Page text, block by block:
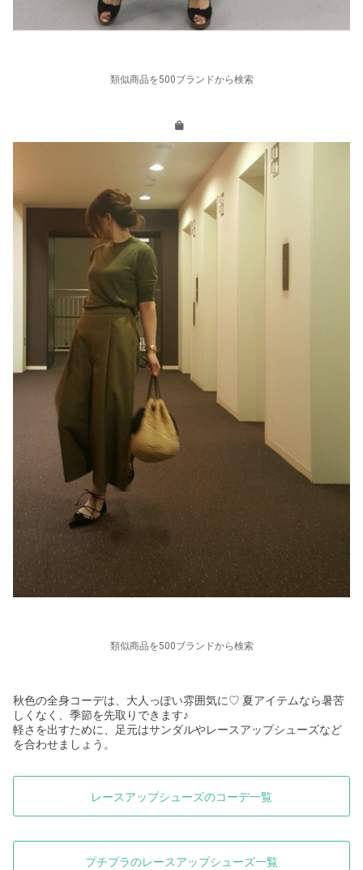
類似商品を500ブランドから検索
類似商品を500ブランドから検索
秋色の全身コーデは、大人っぽい雰囲気に♡ 夏アイテムなら暑苦
しくなく、季節を先取りできます♪
軽さを出すために、足元はサンダルやレースアップシューズなど
を合わせましょう。
レースアップシューズのコーデ一覧
プチプラのレースアップシューズ一覧